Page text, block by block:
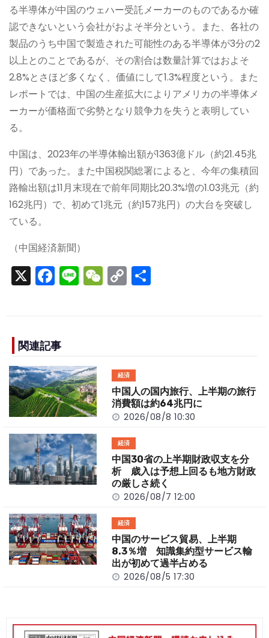
る半導体が中国のウェハー受託メーカーのものであるか確
認できないという会社がおよそ半分という。また、各社の
製品のうち中国で製造された可能性のある半導体が3分の2
以上とのことであるが、その割合は数量計算ではおよそ
2.8%とさほど多くなく、価値にして1.3%程度という。また
レポートでは、中国の生産拡大によりアメリカの半導体メ
ーカーが価格面で劣勢となり競争力を失うと表明してい
る。
中国は、2023年の半導体輸出額が1363億ドル（約21.45兆
円）であった。また中国税関総署によると、今年の集積回
路輸出額は11月末現在で前年同期比20.3%増の1.03兆元（約
162兆円）で、初めて1兆元（約157兆円）の大台を突破し
ている。
（中国経済新聞）
X F
e
b
o
o
k
Li W C
n
k
関連記事
経済
中国人の国内旅行、上半期の旅行
消費額は約64兆円に
2026/08/8 10:30
経済
中国30省の上半期財政収支を分
析 歳入は予想上回るも地方財政
の厳しさ続く
2026/08/7 12:00
経済
中国のサービス貿易、上半期
8.3％増 知識集約型サービス輸
出が初めて過半占める
2026/08/5 17:30